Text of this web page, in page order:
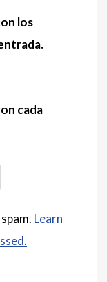
los
cada
Learn